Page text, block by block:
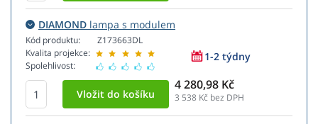
DIAMOND lampa s modulem
Kód produktu:
Kvalita projekce:
Spolehlivost:
Z173663DL
1-2 týdny
4 280,98 Kč
3 538 Kč bez DPH